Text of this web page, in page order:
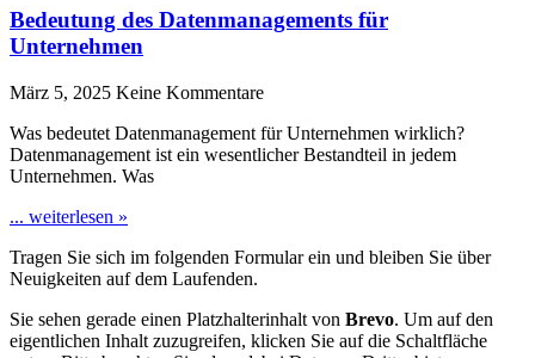
Bedeutung des Datenmanagements für
Unternehmen
März 5, 2025 Keine Kommentare
Was bedeutet Datenmanagement für Unternehmen wirklich?
Datenmanagement ist ein wesentlicher Bestandteil in jedem
Unternehmen. Was
... weiterlesen »
Tragen Sie sich im folgenden Formular ein und bleiben Sie über
Neuigkeiten auf dem Laufenden.
Sie sehen gerade einen Platzhalterinhalt von Brevo. Um auf den
eigentlichen Inhalt zuzugreifen, klicken Sie auf die Schaltfläche